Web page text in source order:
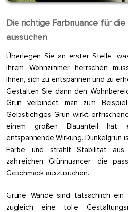
Die richtige Farbnuance für die
aussuchen
Überlegen Sie an erster Stelle,
Ihrem Wohnzimmer herrschen
Ihnen, sich zu entspannen und zu
Gestalten Sie dann den
Grün verbindet man zum
Gelbstichiges Grün wirkt
einem großen Blauanteil hat
entspannende Wirkung. Dunkelgrün
Farbe und strahlt Stabilität
zahlreichen Grünnuancen die
Geschmack auszusuchen.
Grüne Wände sind tatsächlich ein
zugleich eine tolle